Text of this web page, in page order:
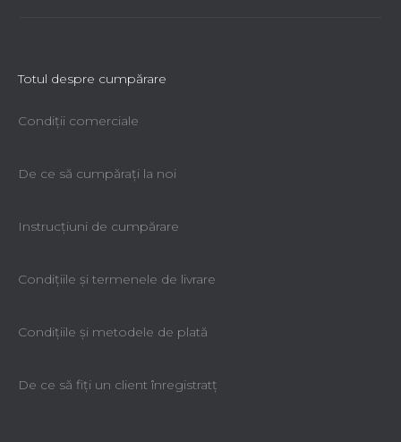
Totul despre cumpărare
Condiții comerciale
De ce să cumpăraţi la noi
Instrucțiuni de cumpărare
Condiţiile şi termenele de livrare
Condiţiile şi metodele de plată
De ce să fiţi un client înregistratţ